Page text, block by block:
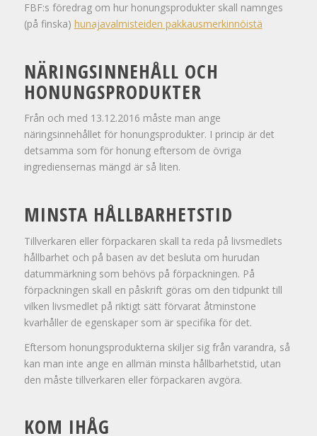
FBF:s föredrag om hur honungsprodukter skall namnges
(på finska) hunajavalmisteiden pakkausmerkinnöistä
NÄRINGSINNEHÅLL OCH
HONUNGSPRODUKTER
Från och med 13.12.2016 måste man ange
näringsinnehållet för honungsprodukter. I princip är det
detsamma som för honung eftersom de övriga
ingrediensernas mängd är så liten.
MINSTA HÅLLBARHETSTID
Tillverkaren eller förpackaren skall ta reda på livsmedlets
hållbarhet och på basen av det besluta om hurudan
datummärkning som behövs på förpackningen. På
förpackningen skall en påskrift göras om den tidpunkt till
vilken livsmedlet på riktigt sätt förvarat åtminstone
kvarhåller de egenskaper som är specifika för det.
Eftersom honungsprodukterna skiljer sig från varandra, så
kan man inte ange en allmän minsta hållbarhetstid, utan
den måste tillverkaren eller förpackaren avgöra.
KOM IHÅG